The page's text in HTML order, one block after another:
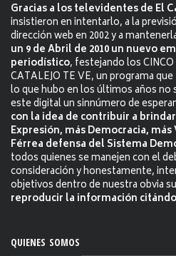
Gracias a los televidentes de El
insistieron en intentarlo, a la
dirección web en 2002 y a
un 9 de Abril de 2010 un nuevo
periodístico, festejando los
CATALEJO TE VE, un programa
lo que hubo en los últimos años
este digital un sinnúmero de
con la idea de contribuir a
Expresión, más Democracia,
Férrea defensa del Sistema
todos quienes se manejen con el
consideración y honestamente,
objetivos dentro de nuestra obvia
reproducir la información
QUIENES SOMOS